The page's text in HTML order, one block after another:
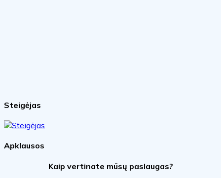
Steigėjas
Apklausos
Kaip vertinate mūsų paslaugas?